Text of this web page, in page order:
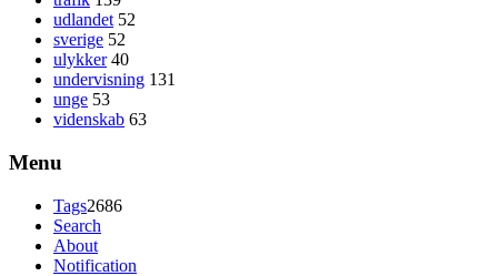
udlandet 52
sverige 52
ulykker 40
undervisning 131
unge 53
videnskab 63
Menu
Tags2686
Search
About
Notification